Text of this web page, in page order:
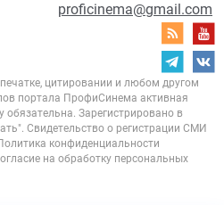
proficinema@gmail.com
цитировании и любом другом
портала ПрофиСинема активная
обязательна. Зарегистрировано в
Свидетельство о регистрации СМИ
конфиденциальности
на обработку персональных